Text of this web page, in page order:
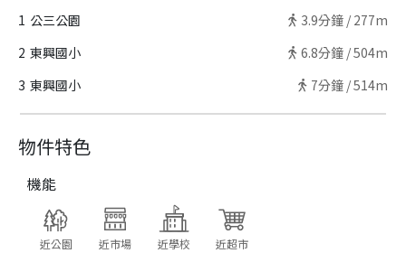
物件特色
機能
近公園 近市場 近學校 近超市
1 公三公園 3.9分鐘 / 277m
2 東興國小 6.8分鐘 /504m
3 東興國小 7分鐘 /514m